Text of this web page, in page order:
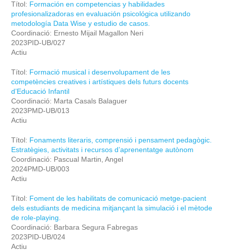
Títol: Formación en competencias y habilidades
profesionalizadoras en evaluación psicológica utilizando
metodología Data Wise y estudio de casos.
Coordinació: Ernesto Mijail Magallon Neri
2023PID-UB/027
Actiu
Títol: Formació musical i desenvolupament de les
competències creatives i artístiques dels futurs docents
d’Educació Infantil
Coordinació: Marta Casals Balaguer
2023PMD-UB/013
Actiu
Títol: Fonaments literaris, comprensió i pensament pedagògic.
Estratègies, activitats i recursos d’aprenentatge autònom
Coordinació: Pascual Martin, Angel
2024PMD-UB/003
Actiu
Títol: Foment de les habilitats de comunicació metge-pacient
dels estudiants de medicina mitjançant la simulació i el mètode
de role-playing.
Coordinació: Barbara Segura Fabregas
2023PID-UB/024
Actiu